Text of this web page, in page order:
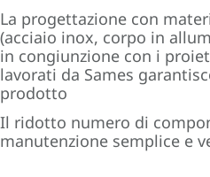
La progettazione con
(acciaio inox, corpo in
in congiunzione con i
lavorati da Sames
prodotto
Il ridotto numero di
manutenzione semplice e